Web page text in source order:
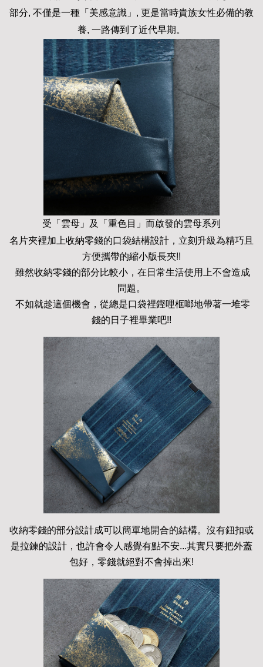
部分, 不僅是一種「美感意識」, 更是當時貴族女性必備的教
養, 一路傳到了近代早期。
受「雲母」及「重色目」而啟發的雲母系列
名片夾裡加上收納零錢的口袋結構設計，立刻升級為精巧且
方便攜帶的縮小版長夾!!
雖然收納零錢的部分比較小，在日常生活使用上不會造成
問題。
不如就趁這個機會，從總是口袋裡鏗哩框啷地帶著一堆零
錢的日子裡畢業吧!!
收納零錢的部分設計成可以簡單地開合的結構。沒有鈕扣或
是拉鍊的設計，也許會令人感覺有點不安...其實只要把外蓋
包好，零錢就絕對不會掉出來!